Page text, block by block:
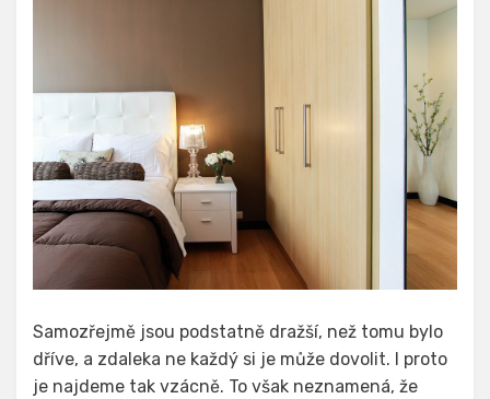
Samozřejmě jsou podstatně dražší, než tomu bylo
dříve, a zdaleka ne každý si je může dovolit. I proto
je najdeme tak vzácně. To však neznamená, že